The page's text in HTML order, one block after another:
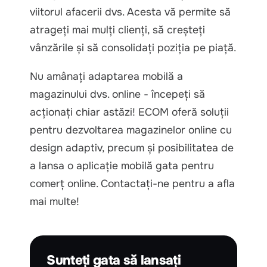
viitorul afacerii dvs. Acesta vă permite să
atrageți mai mulți clienți, să creșteți
vânzările și să consolidați poziția pe piață.
Nu amânați adaptarea mobilă a
magazinului dvs. online - începeți să
acționați chiar astăzi! ECOM oferă soluții
pentru dezvoltarea magazinelor online cu
design adaptiv, precum și posibilitatea de
a lansa o aplicație mobilă gata pentru
comerț online. Contactați-ne pentru a afla
mai multe!
Sunteți gata să lansați